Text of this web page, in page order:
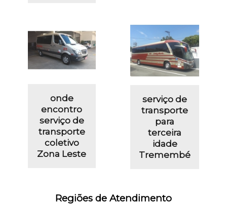
onde
encontro
serviço de
transporte
coletivo
Zona Leste
serviço de
transporte
para
terceira
idade
Tremembé
Regiões de Atendimento